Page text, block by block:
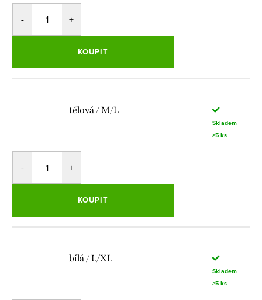
KOUPIT
tělová / M/L
Skladem
>5 ks
KOUPIT
bílá / L/XL
Skladem
>5 ks